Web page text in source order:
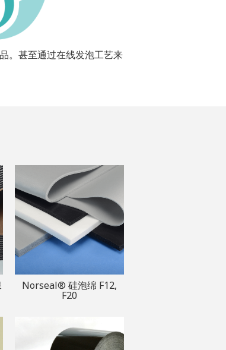
。甚至通过在线发泡工艺来
Norseal® 硅泡绵 F12,
F20